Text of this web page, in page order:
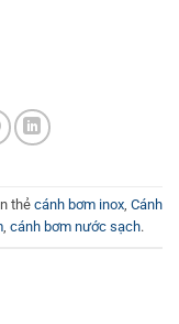
thẻ cánh bơm inox, Cánh
, cánh bơm nước sạch.